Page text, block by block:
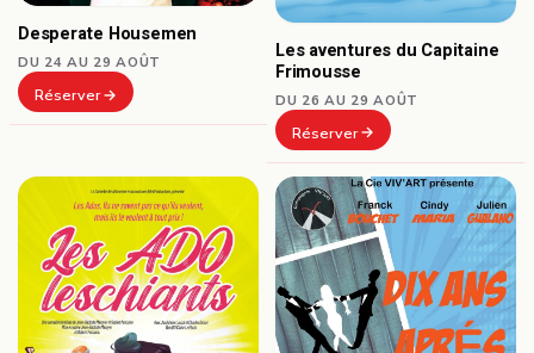
Desperate Housemen
DU 24 AU 29 AOÛT
Réserver
Les aventures du Capitaine
Frimousse
DU 26 AU 29 AOÛT
Réserver